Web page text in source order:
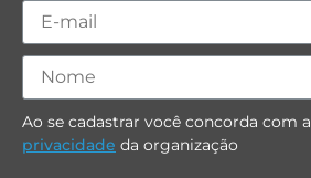
Ao se cadastrar você concorda com a
privacidade da organização